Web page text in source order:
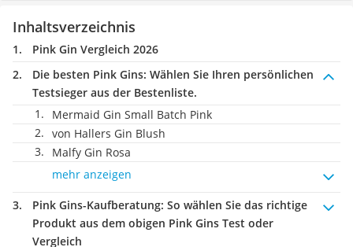
Inhaltsverzeichnis
Pink Gin Vergleich 2026
Die besten Pink Gins: Wählen Sie Ihren persönlichen
Testsieger aus der Bestenliste.
Mermaid Gin Small Batch Pink
von Hallers Gin Blush
Malfy Gin Rosa
mehr anzeigen
Pink Gins-Kaufberatung: So wählen Sie das richtige
Produkt aus dem obigen Pink Gins Test oder
Vergleich